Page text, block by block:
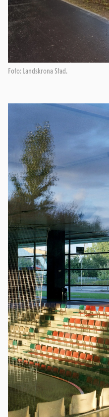
Foto: Landskrona Stad.